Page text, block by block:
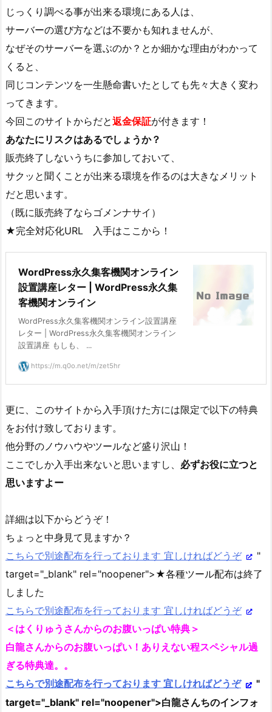
じっくり調べる事が出来る環境にある人は、
サーバーの選び方などは不要かも知れませんが、
なぜそのサーバーを選ぶのか？とか細かな理由がわかって
くると、
同じコンテンツを一生懸命書いたとしても先々大きく変わ
ってきます。
今回このサイトからだと返金保証が付きます！
あなたにリスクはあるでしょうか？
販売終了しないうちに参加しておいて、
サクッと聞くことが出来る環境を作るのは大きなメリット
だと思います。
（既に販売終了ならゴメンナサイ）
★完全対応化URL 入手はここから！
WordPress永久集客機関オンライン
設置講座レター | WordPress永久集
客機関オンライン
WordPress永久集客機関オンライン設置講座
レター | WordPress永久集客機関オンライン
設置講座 もしも、 ...
https://m.q0o.net/m/zet5hr
更に、このサイトから入手頂けた方には限定で以下の特典
をお付け致しております。
他分野のノウハウやツールなど盛り沢山！
ここでしか入手出来ないと思いますし、 必ずお役に立つと
思いますよー
詳細は以下からどうぞ！
ちょっと中身見て見ますか？
こちらで別途配布を行っております 宜しければどうぞ
"
target="_blank" rel="noopener">★各種ツール配布は終了
しました
こちらで別途配布を行っております 宜しければどうぞ
＜はくりゅうさんからのお腹いっぱい特典＞
白龍さんからのお腹いっぱい！ありえない程スペシャル過
ぎる特典達。。
こちらで別途配布を行っております 宜しければどうぞ
"
target="_blank" rel="noopener">白龍さんちのインフォ